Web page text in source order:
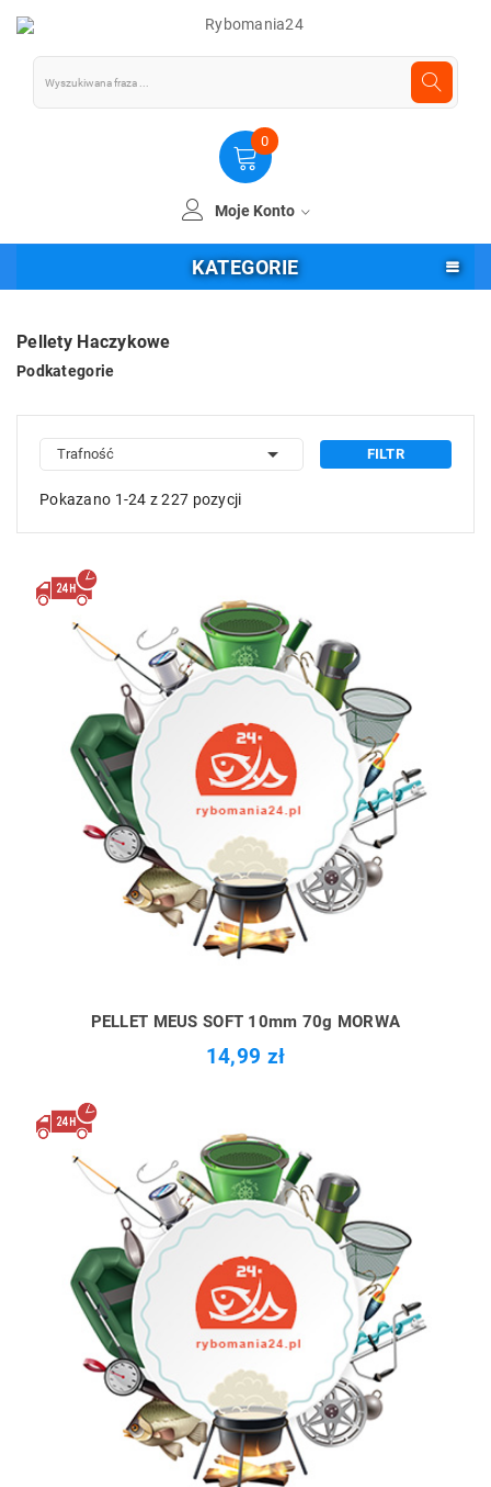
0
Moje Konto
KATEGORIE
Pellety Haczykowe
Podkategorie
Trafność  FILTR
Pokazano 1-24 z 227 pozycji
PELLET MEUS SOFT 10mm 70g MORWA
14,99 zł